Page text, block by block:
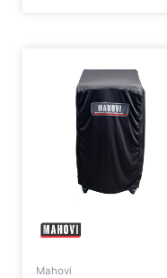
Mahovi